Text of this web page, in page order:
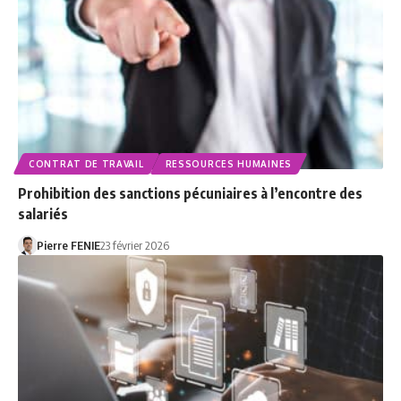
CONTRAT DE TRAVAIL RESSOURCES HUMAINES
Prohibition des sanctions pécuniaires à l’encontre des
salariés
Pierre FENIE23 février 2026